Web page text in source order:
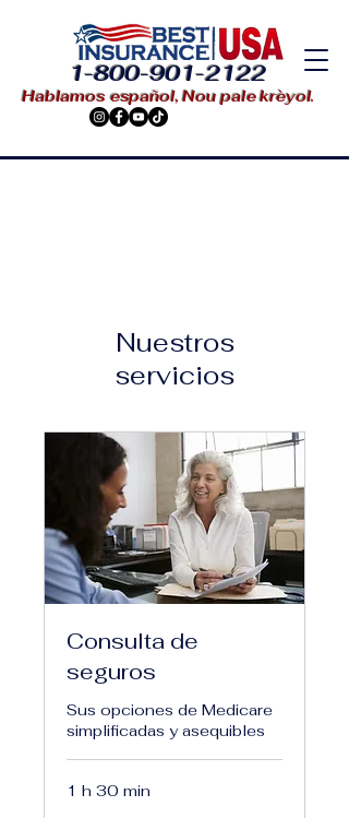
Hablamos español, Nou pale krèyol.
1-800-901-2122
Nuestros
servicios
Consulta de
seguros
Sus opciones de Medicare
simplificadas y asequibles
1 h 30 min